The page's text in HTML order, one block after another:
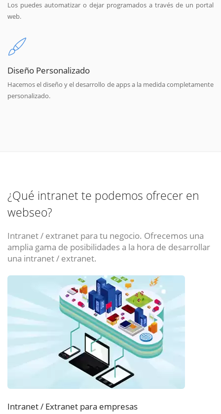
Los puedes automatizar o dejar programados a través de un portal
web.
Diseño Personalizado
Hacemos el diseño y el desarrollo de apps a la medida completamente
personalizado.
¿Qué intranet te podemos ofrecer en
webseo?
Intranet / extranet para tu negocio. Ofrecemos una
amplia gama de posibilidades a la hora de desarrollar
una intranet / extranet.
Intranet / Extranet para empresas